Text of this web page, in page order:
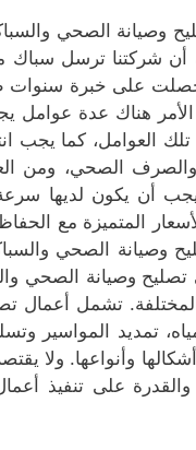
الصحي
أن شركتنا ترسل سباك
على خبرة سنوات
الأمر هناك عدة
العوامل، كما يجب
الصحي، ومن
أن يكون لديها
المتميزة مع
وصيانة الصحي
تصليح وصيانة الصحي
تشمل أعمال
تمديد المواسير
وأنواعها. ولا
والقدرة على تنفيذ